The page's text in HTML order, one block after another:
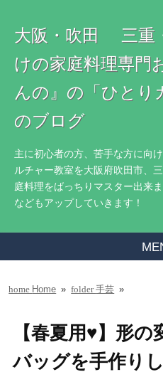
大阪・吹田 三重
けの家庭料理専
んの』の「ひとり
のブログ
主に初心者の方、苦手な方に向
ルチャー教室を大阪府吹田市、
庭料理をばっちりマスター出来
などもアップしていきます！
home Home » folder手芸 »
【春夏用♥】形
バッグを手作り